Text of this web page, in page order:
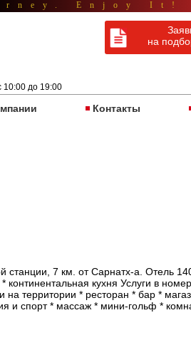
Enjoy It!
до 19:00
на
Контакты
станции, 7 км. от Сарнатх-а. Отель
континентальная кухня Услуги в
на территории * ресторан * бар *
и спорт * массаж * мини-гольф *